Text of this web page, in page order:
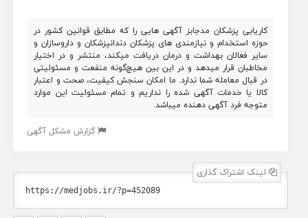
کاریابی پزشکان مدجابز آگهی هایی را که مطابق قوانین کشور در
حوزه استخدام و نیازمندی های پزشکان دندانپزشکان و داروسازان و
سایر فعالان بهداشت و درمان دریافت میکند، منتشر و در اختیار
مخاطبان قرار میدهد و در این بین هیچ‌گونه منفعت و مسئولیتی
در قبال معامله شما ندارد. ما امکان سنجش کیفیت، صحت و اعتبار
کالا یا خدمات آگهی شده را نداریم و تمام مسئولیت این موارد
متوجه فرد آگهی دهنده میباشد.
گزارش مشکل آگهی
لینک اشتراک گذاری